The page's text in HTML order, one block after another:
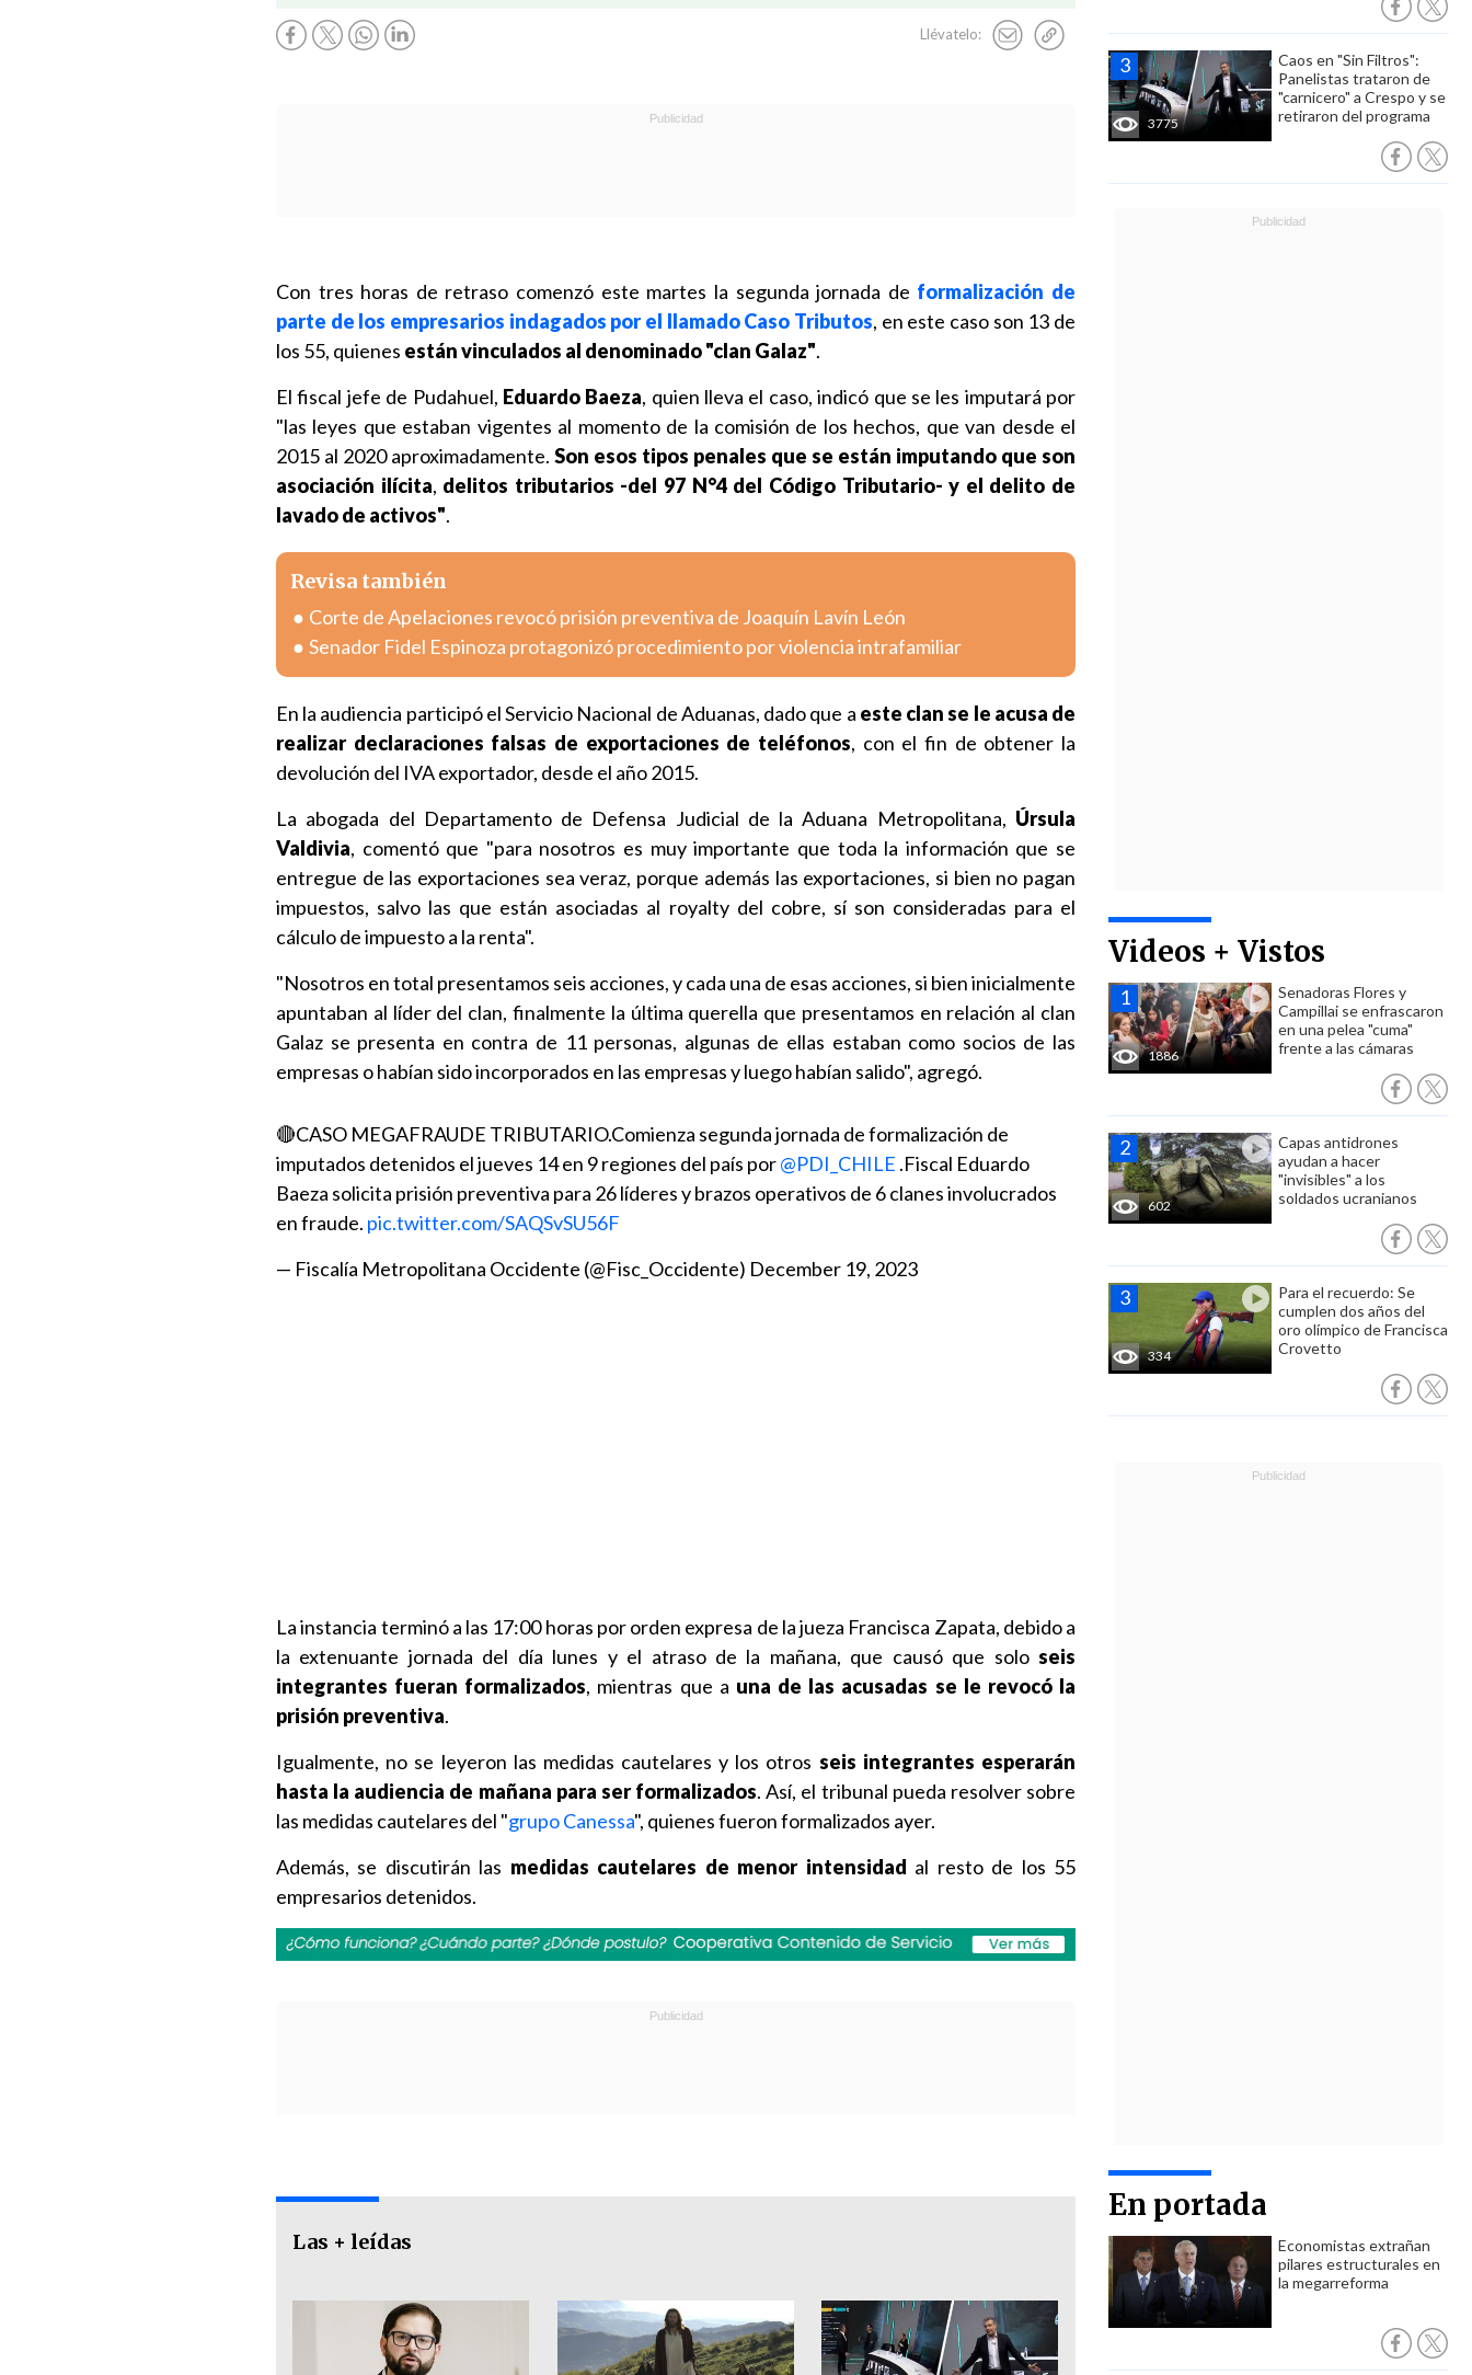
Llévatelo:
3775
Caos en "Sin Filtros":
Panelistas trataron de
"carnicero" a Crespo y se
retiraron del programa
Videos + Vistos
1886
Senadoras Flores y
Campillai se enfrascaron
en una pelea "cuma"
frente a las cámaras
602
Capas antidrones
ayudan a hacer
"invisibles" a los
soldados ucranianos
334
Para el recuerdo: Se
cumplen dos años del
oro olímpico de Francisca
Crovetto
En portada
Economistas extrañan
pilares estructurales en
la megarreforma
Con tres horas de retraso comenzó este martes la segunda jornada de formalización de
parte de los empresarios indagados por el llamado Caso Tributos, en este caso son 13 de
los 55, quienes están vinculados al denominado "clan Galaz".
El fiscal jefe de Pudahuel, Eduardo Baeza, quien lleva el caso, indicó que se les imputará por
"las leyes que estaban vigentes al momento de la comisión de los hechos, que van desde el
2015 al 2020 aproximadamente. Son esos tipos penales que se están imputando que son
asociación ilícita, delitos tributarios -del 97 N°4 del Código Tributario- y el delito de
lavado de activos".
Revisa también
Corte de Apelaciones revocó prisión preventiva de Joaquín Lavín León
Senador Fidel Espinoza protagonizó procedimiento por violencia intrafamiliar
En la audiencia participó el Servicio Nacional de Aduanas, dado que a este clan se le acusa de
realizar declaraciones falsas de exportaciones de teléfonos, con el fin de obtener la
devolución del IVA exportador, desde el año 2015.
La abogada del Departamento de Defensa Judicial de la Aduana Metropolitana, Úrsula
Valdivia, comentó que "para nosotros es muy importante que toda la información que se
entregue de las exportaciones sea veraz, porque además las exportaciones, si bien no pagan
impuestos, salvo las que están asociadas al royalty del cobre, sí son consideradas para el
cálculo de impuesto a la renta".
"Nosotros en total presentamos seis acciones, y cada una de esas acciones, si bien inicialmente
apuntaban al líder del clan, finalmente la última querella que presentamos en relación al clan
Galaz se presenta en contra de 11 personas, algunas de ellas estaban como socios de las
empresas o habían sido incorporados en las empresas y luego habían salido", agregó.
🔴CASO MEGAFRAUDE TRIBUTARIO.Comienza segunda jornada de formalización de
imputados detenidos el jueves 14 en 9 regiones del país por ⁦@PDI_CHILE ⁩ .Fiscal Eduardo
Baeza ⁦solicita prisión preventiva para 26 líderes y brazos operativos de 6 clanes involucrados
en fraude. pic.twitter.com/SAQSvSU56F
— Fiscalía Metropolitana Occidente (@Fisc_Occidente) December 19, 2023
La instancia terminó a las 17:00 horas por orden expresa de la jueza Francisca Zapata, debido a
la extenuante jornada del día lunes y el atraso de la mañana, que causó que solo seis
integrantes fueran formalizados, mientras que a una de las acusadas se le revocó la
prisión preventiva.
Igualmente, no se leyeron las medidas cautelares y los otros seis integrantes esperarán
hasta la audiencia de mañana para ser formalizados. Así, el tribunal pueda resolver sobre
las medidas cautelares del "grupo Canessa", quienes fueron formalizados ayer.
Además, se discutirán las medidas cautelares de menor intensidad al resto de los 55
empresarios detenidos.
Las + leídas